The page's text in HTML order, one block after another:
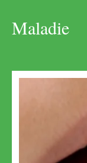
Maladie